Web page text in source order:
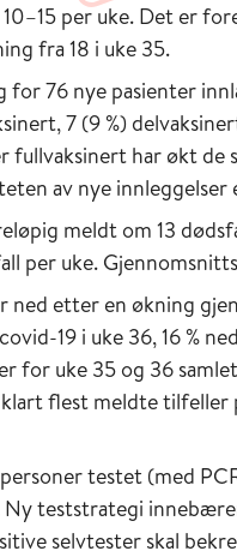
per uke. Det er
fra 18 i uke 35.
for 76 nye pasienter
7 (9 %)
fullvaksinert har økt de
av nye
meldt om 13
per uke.
etter en økning
19 i uke 36, 16 %
for uke 35 og 36
klart flest meldte
testet (med
Ny teststrategi
selvtester skal